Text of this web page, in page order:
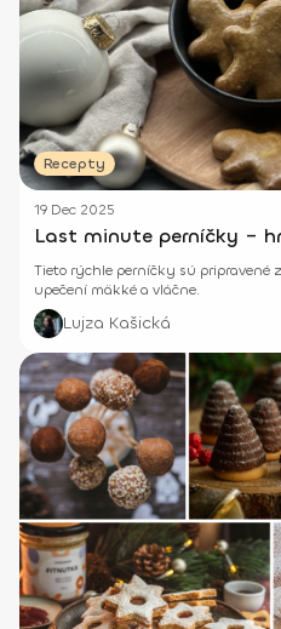
Recepty
19 Dec 2025
Last minute perníčky –
Tieto rýchle perníčky sú pripravené
upečení mäkké a vláčne.
Lujza Kašická